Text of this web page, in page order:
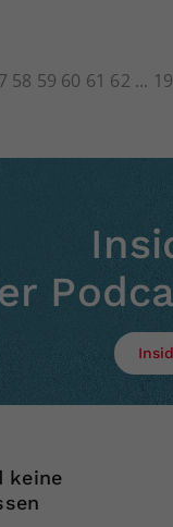
58 59 60 61 62
keine